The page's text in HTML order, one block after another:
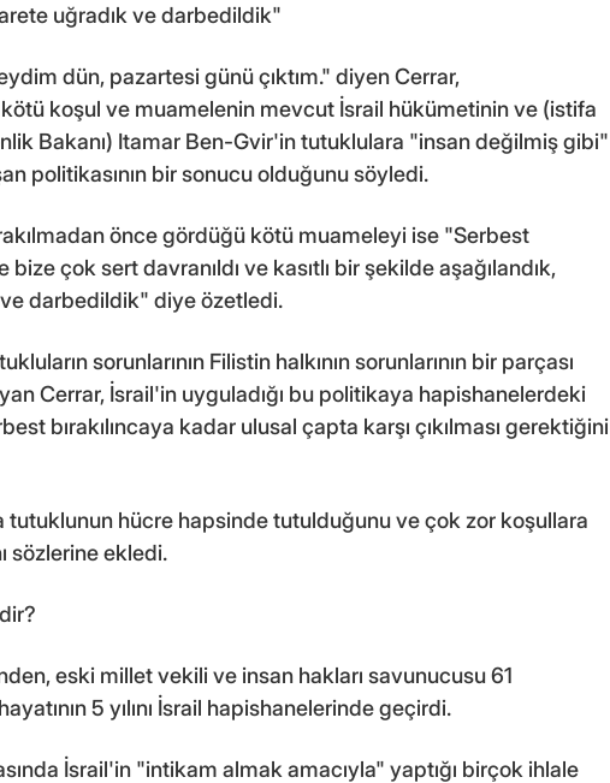
uğradık ve darbedildik"
dün, pazartesi günü çıktım." diyen Cerrar,
koşul ve muamelenin mevcut İsrail hükümetinin ve (istifa
Bakanı) Itamar Ben-Gvir'in tutuklulara "insan değilmiş gibi"
politikasının bir sonucu olduğunu söyledi.
önce gördüğü kötü muameleyi ise "Serbest
bize çok sert davranıldı ve kasıtlı bir şekilde aşağılandık,
darbedildik" diye özetledi.
sorunlarının Filistin halkının sorunlarının bir parçası
Cerrar, İsrail'in uyguladığı bu politikaya hapishanelerdeki
bırakılıncaya kadar ulusal çapta karşı çıkılması gerektiğini
tutuklunun hücre hapsinde tutulduğunu ve çok zor koşullara
sözlerine ekledi.
eski millet vekili ve insan hakları savunucusu 61
5 yılını İsrail hapishanelerinde geçirdi.
İsrail'in "intikam almak amacıyla" yaptığı birçok ihlale